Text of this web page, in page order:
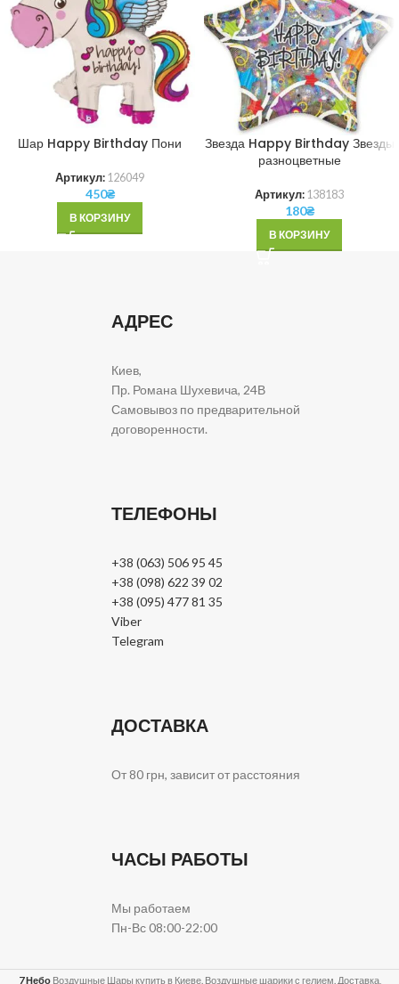
Шар Happy Birthday Пони
Артикул: 126049
450₴
В КОРЗИНУ
Звезда Happy Birthday Звезды
разноцветные
Артикул: 138183
180₴
В КОРЗИНУ
АДРЕС
Киев,
Пр. Романа Шухевича, 24В
Самовывоз по предварительной
договоренности.
ТЕЛЕФОНЫ
+38 (063) 506 95 45
+38 (098) 622 39 02
+38 (095) 477 81 35
Viber
Telegram
ДОСТАВКА
От 80 грн, зависит от расстояния
ЧАСЫ РАБОТЫ
Мы работаем
Пн-Вс 08:00-22:00
7 Небо Воздушные Шары купить в Киеве. Воздушные шарики с гелием. Доставка,